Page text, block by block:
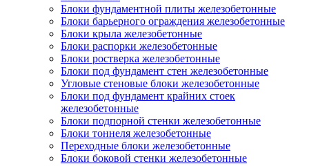
Блоки фундаментной плиты железобетонные
Блоки барьерного ограждения железобетонные
Блоки крыла железобетонные
Блоки распорки железобетонные
Блоки ростверка железобетонные
Блоки под фундамент стен железобетонные
Угловые стеновые блоки железобетонные
Блоки под фундамент крайних стоек
железобетонные
Блоки подпорной стенки железобетонные
Блоки тоннеля железобетонные
Переходные блоки железобетонные
Блоки боковой стенки железобетонные